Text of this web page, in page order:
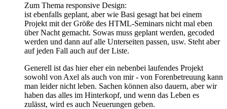
Zum Thema responsive Design:
ist ebenfalls geplant, aber wie Basi gesagt hat bei einem
Projekt mit der Größe des HTML-Seminars nicht mal eben
über Nacht gemacht. Sowas muss geplant werden, gecoded
werden und dann auf alle Unterseiten passen, usw. Steht aber
auf jeden Fall auch auf der Liste.
Generell ist das hier eher ein nebenbei laufendes Projekt
sowohl von Axel als auch von mir - von Forenbetreuung kann
man leider nicht leben. Sachen können also dauern, aber wir
haben das alles im Hinterkopf, und wenn das Leben es
zulässt, wird es auch Neuerungen geben.